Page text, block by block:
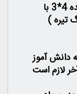
6 قطعه عکس پشت نویسی شده 4*3 با
تیره )
دانش آموز
لازم است